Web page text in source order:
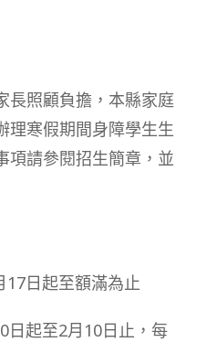
長照顧負擔，本縣家庭
理寒假期間身障學生生
項請參閱招生簡章，並
17日起至額滿為止
日起至2月10日止，每